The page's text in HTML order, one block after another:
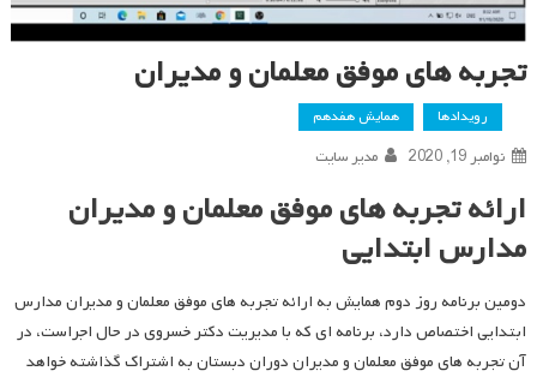
تجربه های موفق معلمان و مدیران
رویدادها همایش هفدهم
نوامبر 19, 2020 مدیر سایت
ارائه تجربه های موفق معلمان و مدیران
مدارس ابتدایی
دومین برنامه روز دوم همایش به ارائه تجربه های موفق معلمان و مدیران مدارس
ابتدایی اختصاص دارد، برنامه ای که با مدیریت دکتر خسروی در حال اجراست، در
آن تجربه های موفق معلمان و مدیران دوران دبستان به اشتراک گذاشته خواهد